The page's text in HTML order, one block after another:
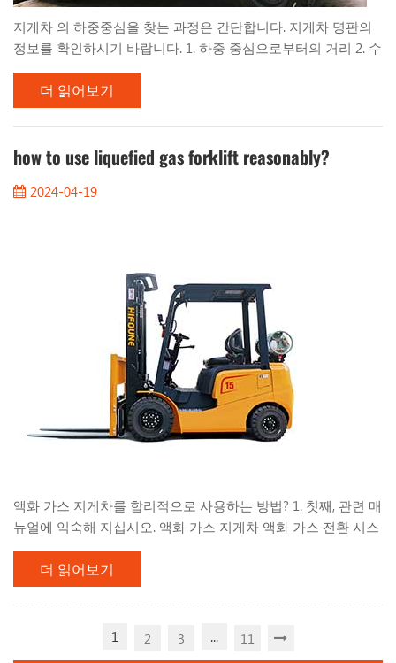
지게차 의 하중중심을 찾는 과정은 간단합니다. 지게차 명판의
정보를 확인하시기 바랍니다. 1. 하중 중심으로부터의 거리 2. 수
직 마스트 3. 오른쪽으로 기울어짐 4. 높이 팔레트 등의 짐을 고
르게 쌓으면 짐의 중심이 짐의 중앙에 오게 됩니다. 따라서
1000mm 하중의 경우 하중 중심은 500mm가 됩니다. 또한 명판
에 표시된 정보를 바탕으로 적재물의 최대 높이와 ​​길이를 염두
에 두어야 합니다. 또한 지정된 하중 중심 거리를 초과하는 하중
니다. 또한, 지게차를 운전할 때 신체의 안정성을 더 잘 보장하고
더 읽어보기
how to use liquefied gas forklift reasonably?
2024-04-19
액화 가스 지게차를 합리적으로 사용하는 방법? 1. 첫째, 관련 매
뉴얼에 익숙해 지십시오. 액화 가스 지게차 액화 가스 전환 시스
템에 대한 포괄적 인 이해를 갖습니다. 지게차를 사용하는 동안
열린 불꽃 및 연소 담배 꽁초와 같은 열이나 소방 공급원 근처에
지게차를 주차하지 마십시오. , 화성, 전기 용접, 기계 및 전기 장
비는 고온을 생산할 수 있습니다. 승인없이 액화 가스 변환 장치
를 조정하거나 수정하지 마십시오. 일정에 따라 정기적 인 유지
더 읽어보기
1 2 3 ... 11